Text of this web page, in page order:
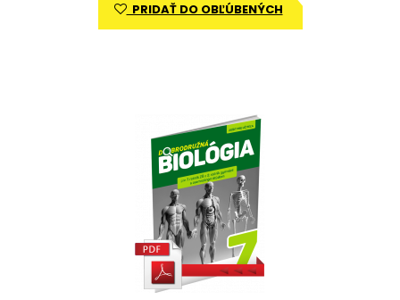
PRIDAŤ DO OBĽÚBENÝCH